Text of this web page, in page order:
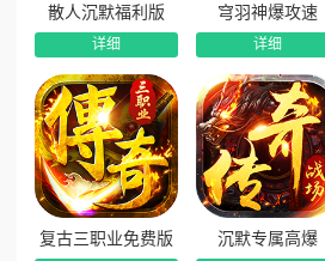
散人沉默福利版
详细
穹羽神爆攻速
详细
复古三职业免费版 沉默专属高爆